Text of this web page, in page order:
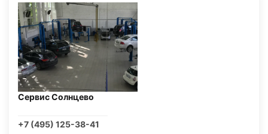
Сервис Солнцево
+7 (495) 125-38-41